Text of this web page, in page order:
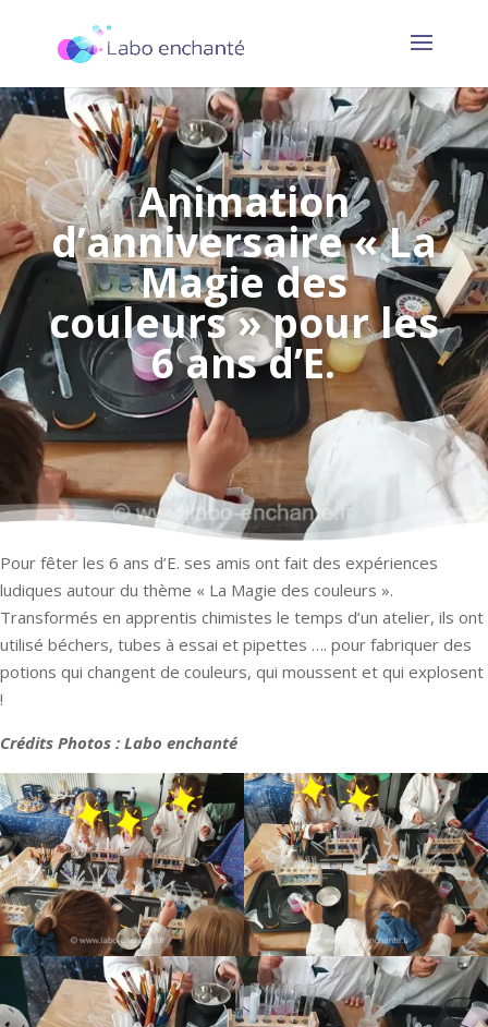
Animation
d’anniversaire « La
Magie des
couleurs » pour les
6 ans d’E.
Pour fêter les 6 ans d’E. ses amis ont fait des expériences
ludiques autour du thème « La Magie des couleurs ».
Transformés en apprentis chimistes le temps d’un atelier, ils ont
utilisé béchers, tubes à essai et pipettes …. pour fabriquer des
potions qui changent de couleurs, qui moussent et qui explosent
!
Crédits Photos : Labo enchanté